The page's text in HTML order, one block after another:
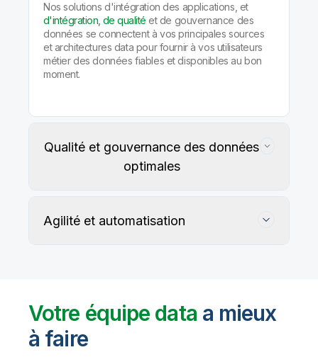
Nos solutions d'intégration des applications, et
d'intégration, de qualité et de gouvernance des
données se connectent à vos principales sources
et architectures data pour fournir à vos utilisateurs
métier des données fiables et disponibles au bon
moment.
Qualité et gouvernance des données
optimales
Agilité et automatisation
Votre équipe data a mieux
à faire